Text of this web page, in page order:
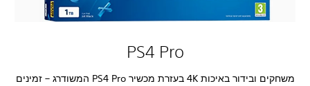
PS4 Pro
משחקים ובידור באיכות 4K בעזרת מכשיר PS4 Pro המשודרג – זמינים